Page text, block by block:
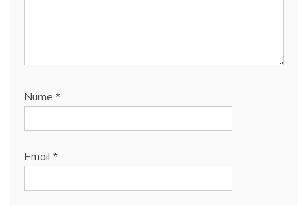
Nume *
Email *